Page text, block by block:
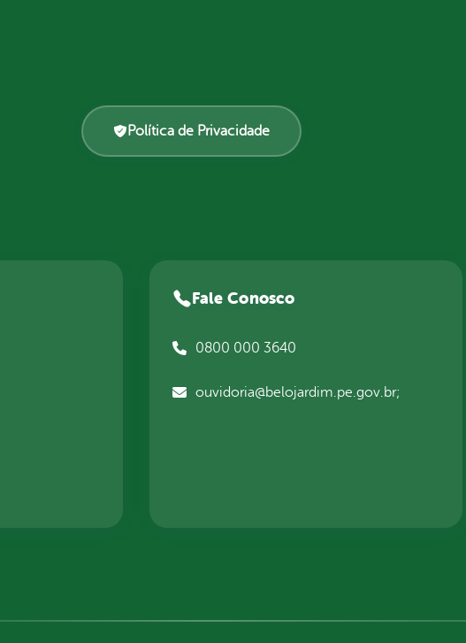
Política de Privacidade
Fale Conosco
0800 000 3640
ouvidoria@belojardim.pe.gov.br;